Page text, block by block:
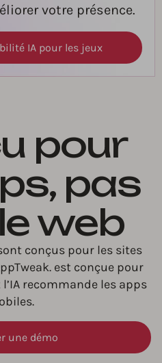
votre présence.
IA pour les jeux
pour
pas
web
conçus pour les sites
est conçue pour
recommande les apps
une démo